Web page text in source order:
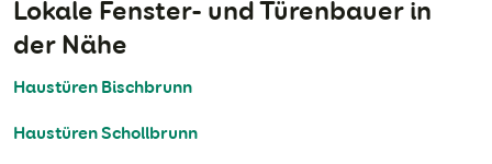
Lokale Fenster- und Türenbauer in
der Nähe
Haustüren Bischbrunn
Haustüren Schollbrunn